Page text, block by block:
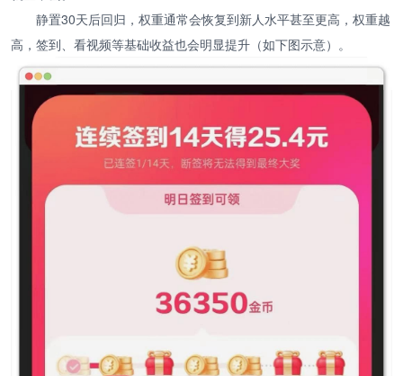
静置30天后回归，权重通常会恢复到新人水平甚至更高，权重越
高，签到、看视频等基础收益也会明显提升（如下图示意）。